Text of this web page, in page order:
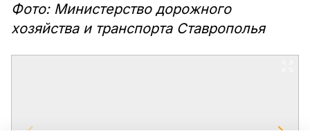
Фото: Министерство дорожного
хозяйства и транспорта Ставрополья